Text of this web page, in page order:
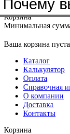
Меню+7(4912)50-
Корзина
Минимальная
Ваша корзина
Каталог
Калькулятор
Оплата
Справочная
О компании
Доставка
Контакты
Корзина
Почему